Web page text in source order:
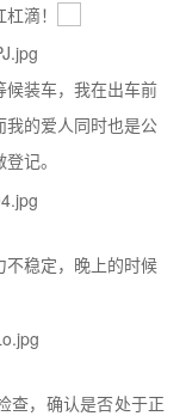
滴！
装车，我在出车前
的爱人同时也是公
记。
不稳定，晚上的时候
查，确认是否处于正